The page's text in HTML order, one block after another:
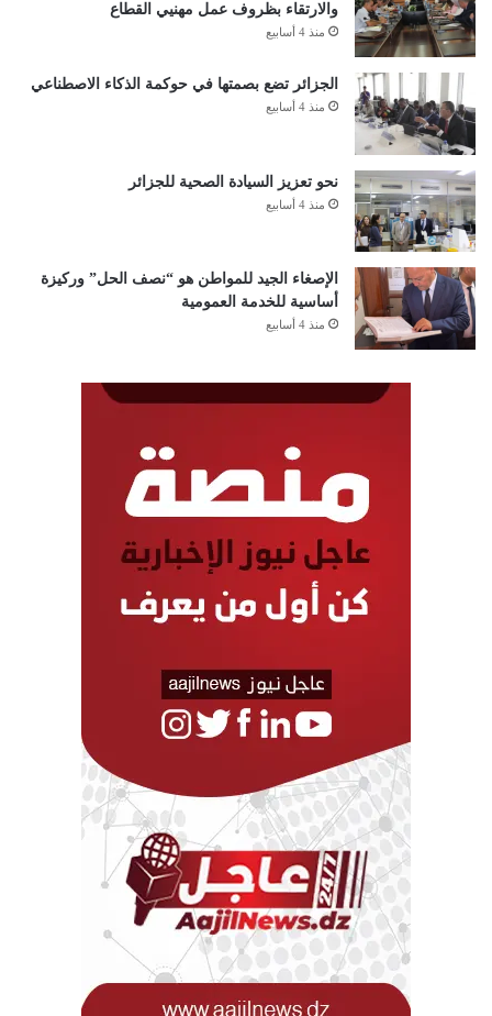
والارتقاء بظروف عمل مهنيي القطاع
منذ 4 أسابيع
الجزائر تضع بصمتها في حوكمة الذكاء الاصطناعي
منذ 4 أسابيع
نحو تعزيز السيادة الصحية للجزائر
منذ 4 أسابيع
الإصغاء الجيد للمواطن هو “نصف الحل” وركيزة
أساسية للخدمة العمومية
منذ 4 أسابيع